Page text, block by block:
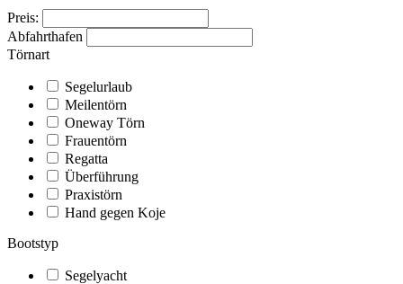
Preis:
Abfahrthafen
Törnart
Segelurlaub
Meilentörn
Oneway Törn
Frauentörn
Regatta
Überführung
Praxistörn
Hand gegen Koje
Bootstyp
Segelyacht